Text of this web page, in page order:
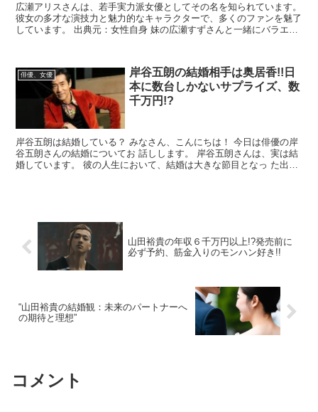
広瀬アリスさんは、若手実力派女優としてその名を知られています。
彼女の多才な演技力と魅力的なキャラクターで、多くのファンを魅了
しています。 出典元：女性自身 妹の広瀬すずさんと一緒にバラエテ
俳優、女優
岸谷五朗の結婚相手は奥居香!!日
本に数台しかないサプライズ、数
千万円!?
岸谷五朗は結婚している？ みなさん、こんにちは！ 今日は俳優の岸
谷五朗さんの結婚についてお 話しします。 岸谷五朗さんは、実は結
婚しています。 彼の人生において、結婚は大きな節目となっ た出来
山田裕貴の年収６千万円以上!?発売前に
必ず予約、筋金入りのモンハン好き!!
“山田裕貴の結婚観：未来のパートナーへ
の期待と理想”
コメント